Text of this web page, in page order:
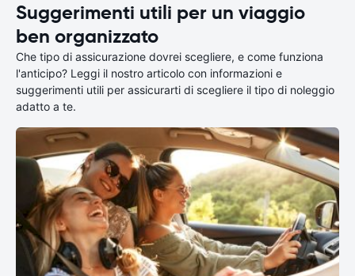
Suggerimenti utili per un viaggio
ben organizzato
Che tipo di assicurazione dovrei scegliere, e come funziona
l'anticipo? Leggi il nostro articolo con informazioni e
suggerimenti utili per assicurarti di scegliere il tipo di noleggio
adatto a te.